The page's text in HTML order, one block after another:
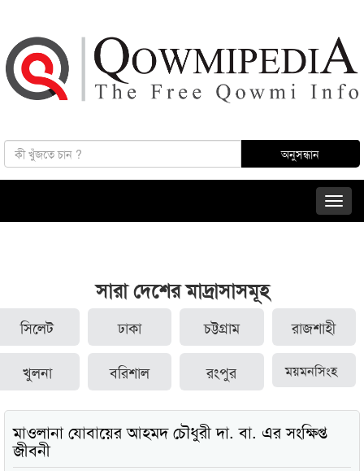
সারা দেশের মাদ্রাসাসমূহ
সিলেট ঢাকা চট্টগ্রাম রাজশাহী
খুলনা বরিশাল রংপুর ময়মনসিংহ
মাওলানা যোবায়ের আহমদ চৌধুরী দা. বা. এর সংক্ষিপ্ত
জীবনী